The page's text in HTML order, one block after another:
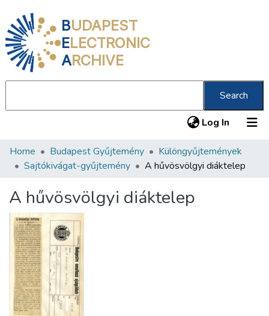
BUDAPEST
ELECTRONIC
ARCHIVE
Search
Log In (current)
Communities & Collections
Statistics
About us
Home Budapest Gyűjtemény
Különgyűjtemények
Sajtókivágat-gyűjtemény
A hűvösvölgyi diáktelep
A hűvösvölgyi diáktelep